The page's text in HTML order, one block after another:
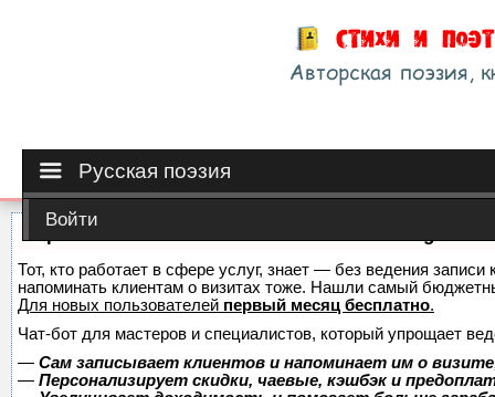
Русская поэзия
Войти
Тот, кто работает в сфере услуг, знает — без ведения
напоминать клиентам о визитах тоже. Нашли самый
Для новых пользователей первый месяц бесплатно.
Чат-бот для мастеров и специалистов, который упрощает
— Сам записывает клиентов и напоминает им о
— Персонализирует скидки, чаевые, кэшбэк и